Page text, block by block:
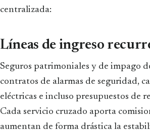
centralizada:
Líneas de ingreso
Seguros patrimoniales y de impago
contratos de alarmas de seguridad,
eléctricas e incluso presupuestos de
Cada servicio cruzado aporta
aumentan de forma drástica la